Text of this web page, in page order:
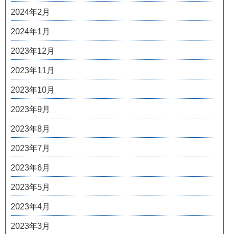
2024年2月
2024年1月
2023年12月
2023年11月
2023年10月
2023年9月
2023年8月
2023年7月
2023年6月
2023年5月
2023年4月
2023年3月